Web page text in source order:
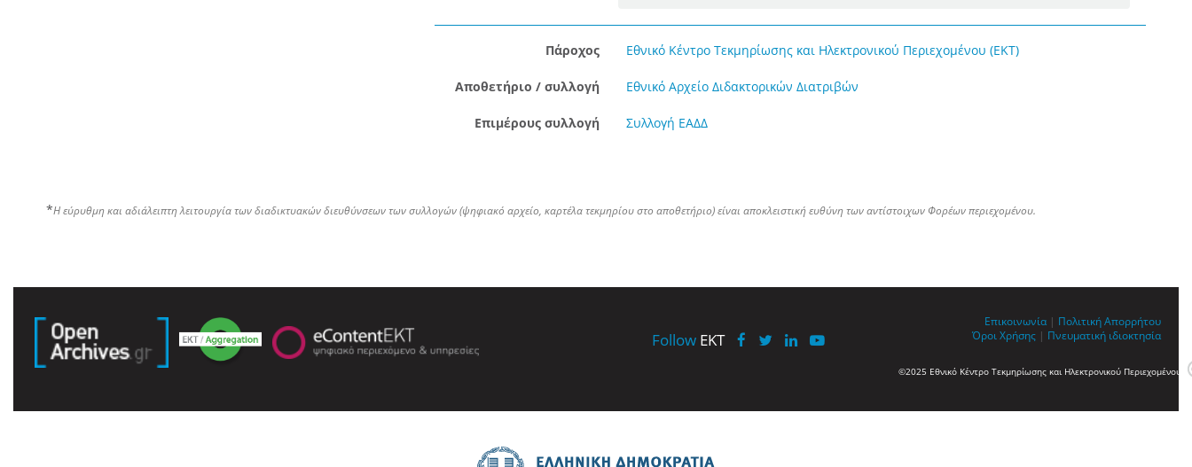
Πάροχος Εθνικό Κέντρο Τεκμηρίωσης και Ηλεκτρονικού Περιεχομένου (ΕΚΤ)
Αποθετήριο / συλλογή Εθνικό Αρχείο Διδακτορικών Διατριβών
Επιμέρους συλλογή Συλλογή ΕΑΔΔ
*Η εύρυθμη και αδιάλειπτη λειτουργία των διαδικτυακών διευθύνσεων των συλλογών (ψηφιακό αρχείο, καρτέλα τεκμηρίου στο αποθετήριο) είναι αποκλειστική ευθύνη των αντίστοιχων Φορέων περιεχομένου.
Follow EKT
Επικοινωνία | Πολιτική Απορρήτου
Όροι Χρήσης | Πνευματική ιδιοκτησία
©2025 Εθνικό Κέντρο Τεκμηρίωσης και Ηλεκτρονικού Περιεχομένου